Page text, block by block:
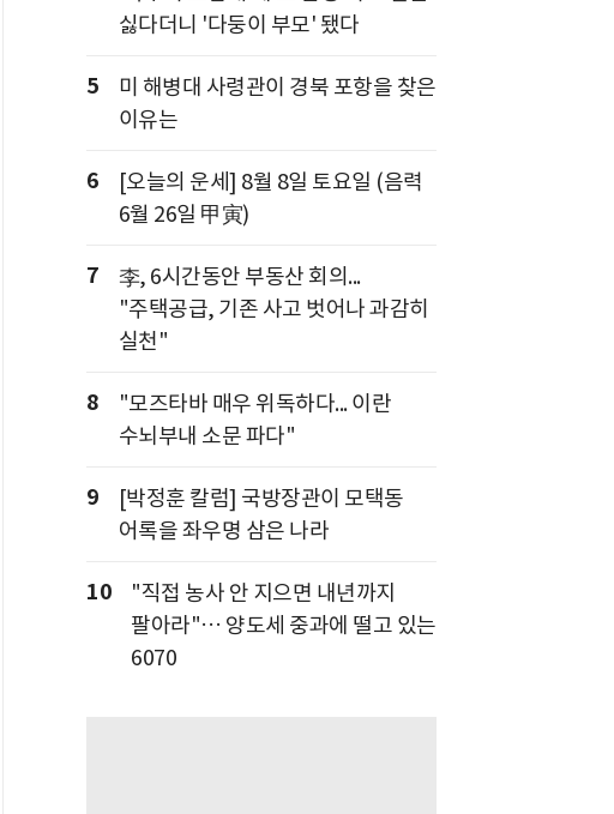
싫다더니 '다둥이 부모' 됐다
5
미 해병대 사령관이 경북 포항을 찾은
이유는
6
[오늘의 운세] 8월 8일 토요일 (음력
6월 26일 甲寅)
7
李, 6시간동안 부동산 회의...
"주택공급, 기존 사고 벗어나 과감히
실천"
8
"모즈타바 매우 위독하다... 이란
수뇌부내 소문 파다"
9
[박정훈 칼럼] 국방장관이 모택동
어록을 좌우명 삼은 나라
10
"직접 농사 안 지으면 내년까지
팔아라"… 양도세 중과에 떨고 있는
6070